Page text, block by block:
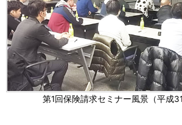
第1回保険請求セミナー風景（平成